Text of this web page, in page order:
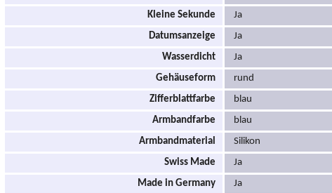
Kleine Sekunde
Ja
Datumsanzeige
Ja
Wasserdicht
Ja
Gehäuseform
rund
Zifferblattfarbe
blau
Armbandfarbe
blau
Armbandmaterial
Silikon
Swiss Made
Ja
Made in Germany
Ja